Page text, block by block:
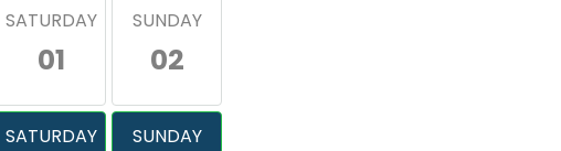
SATURDAY
01
SUNDAY
02
SATURDAY SUNDAY